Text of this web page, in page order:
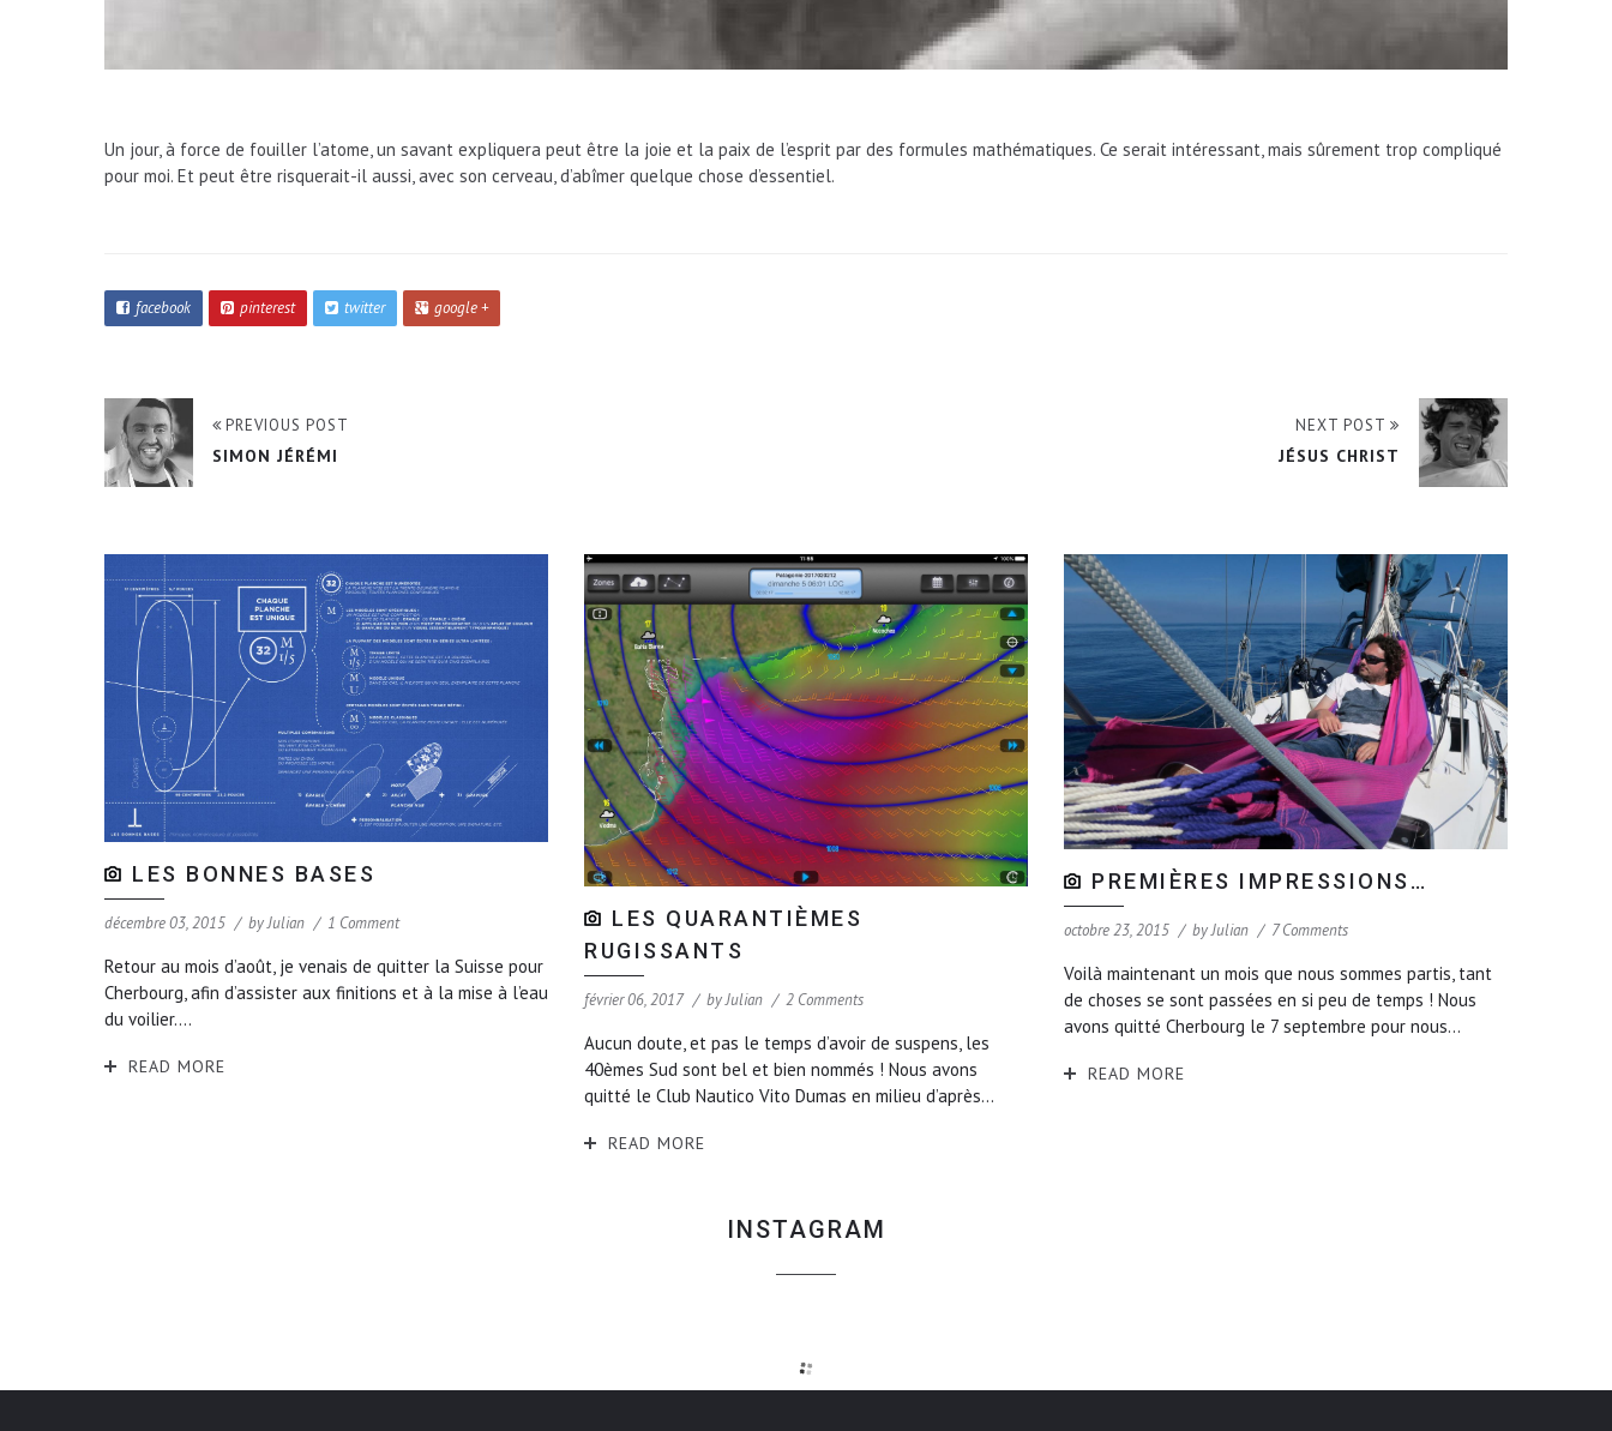
Un jour, à force de fouiller l’atome, un savant expliquera peut être la joie et la paix de l’esprit par des formules mathématiques. Ce serait intéressant, mais sûrement trop compliqué
pour moi. Et peut être risquerait-il aussi, avec son cerveau, d’abîmer quelque chose d’essentiel.
facebook pinterest twitter google +
PREVIOUS POST
SIMON JÉRÉMI
NEXT POST
JÉSUS CHRIST
LES BONNES BASES
décembre 03, 2015 byJulian 1 Comment
Retour au mois d’août, je venais de quitter la Suisse pour
Cherbourg, afin d’assister aux finitions et à la mise à l’eau
du voilier....
READ MORE
LES QUARANTIÈMES
RUGISSANTS
février 06, 2017 byJulian 2 Comments
Aucun doute, et pas le temps d’avoir de suspens, les
40èmes Sud sont bel et bien nommés ! Nous avons
quitté le Club Nautico Vito Dumas en milieu d’après...
READ MORE
PREMIÈRES IMPRESSIONS…
octobre 23, 2015 byJulian 7 Comments
Voilà maintenant un mois que nous sommes partis, tant
de choses se sont passées en si peu de temps ! Nous
avons quitté Cherbourg le 7 septembre pour nous...
READ MORE
INSTAGRAM